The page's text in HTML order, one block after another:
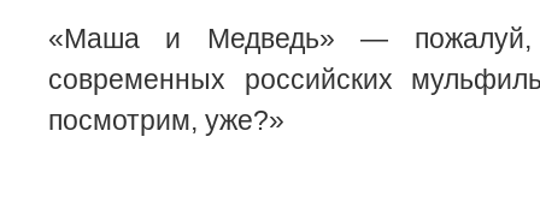
«Маша и Медведь» —
современных российских
посмотрим, уже?»